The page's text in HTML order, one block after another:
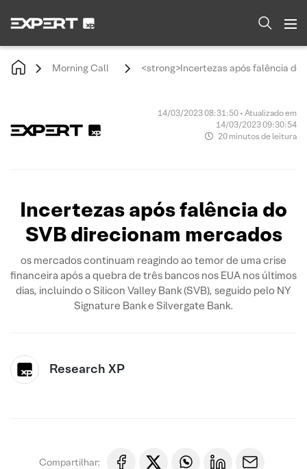
Morning Call <strong>Incertezas após falência do
14/03/2023 08:31:50 • Atualizado em
14/03/2023 09:30:54
20 minutos de leitura
Incertezas após falência do
SVB direcionam mercados
os mercados continuam reagindo ao temor de uma crise
financeira após a quebra de três bancos nos EUA nos últimos
dias, incluindo o Silicon Valley Bank (SVB), seguido pelo NY
Signature Bank e Silvergate Bank.
Research XP
Compartilhar: